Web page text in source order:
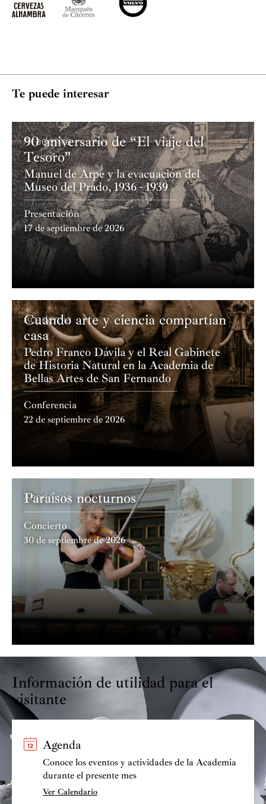
Te puede interesar
Academia
90 aniversario de “El viaje del
Tesoro”
Manuel de Arpe y la evacuación del
Museo del Prado, 1936 - 1939
Presentación
17 de septiembre de 2026
Academia
Cuando arte y ciencia compartían
casa
Pedro Franco Dávila y el Real Gabinete
de Historia Natural en la Academia de
Bellas Artes de San Fernando
Conferencia
22 de septiembre de 2026
Academia
Paraísos nocturnos
Concierto
30 de septiembre de 2026
Información de utilidad para el
visitante
Agenda
Conoce los eventos y actividades de la Academia
durante el presente mes
Ver Calendario